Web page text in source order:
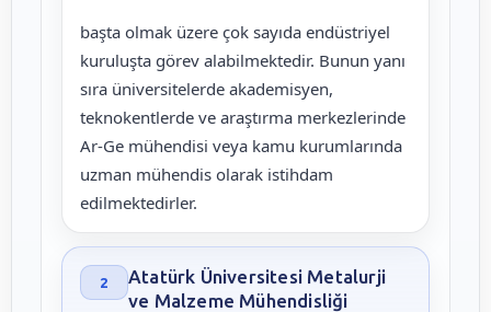
başta olmak üzere çok sayıda endüstriyel
kuruluşta görev alabilmektedir. Bunun yanı
sıra üniversitelerde akademisyen,
teknokentlerde ve araştırma merkezlerinde
Ar-Ge mühendisi veya kamu kurumlarında
uzman mühendis olarak istihdam
edilmektedirler.
2
Atatürk Üniversitesi Metalurji
ve Malzeme Mühendisliği